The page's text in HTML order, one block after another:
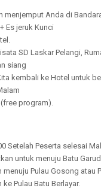
menjemput Anda di
Es jeruk Kunci
SD Laskar Pelangi,
siang
kembali ke Hotel untuk
program).
Setelah Peserta selesai
untuk menuju Batu
menuju Pulau Gosong
ke Pulau Batu Berlayar.